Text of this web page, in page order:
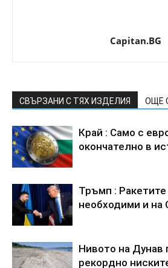
Capitan.BG
СВЪРЗАНИ С ТЯХ ИЗДЕЛИЯ ОЩЕ
Край : Само с
окончателно в
Тръмп :
необходими и
Нивото на Дунав
рекордно